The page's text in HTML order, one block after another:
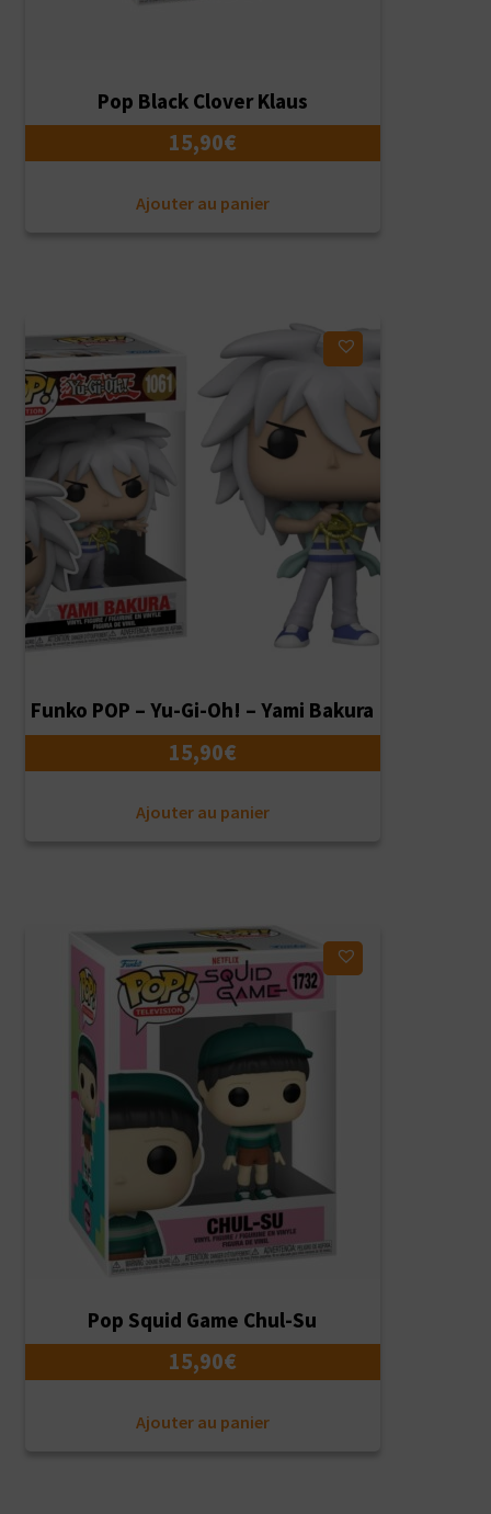
Pop Black Clover Klaus
15,90€
Ajouter au panier
Funko POP – Yu-Gi-Oh! – Yami Bakura
15,90€
Ajouter au panier
Ajouter à ma liste d'envies
Pop Squid Game Chul-Su
15,90€
Ajouter au panier
Ajouter à ma liste d'envies